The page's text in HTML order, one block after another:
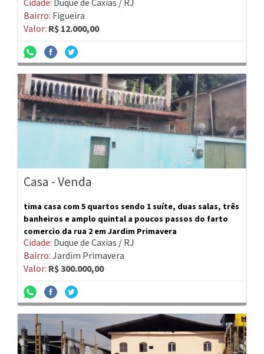
Bairro: Figueira
Valor: R$ 12.000,00
Casa - Venda
tima casa com 5 quartos sendo 1 suíte, duas salas, três
banheiros e amplo quintal a poucos passos do farto
comercio da rua 2 em Jardim Primavera
Cidade: Duque de Caxias / RJ
Bairro: Jardim Primavera
Valor: R$ 300.000,00